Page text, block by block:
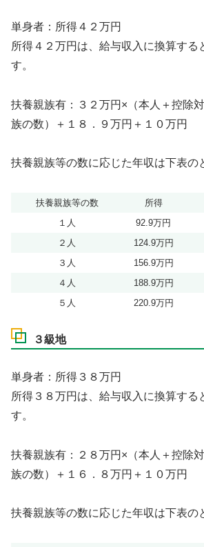
単身者：所得４２万円
所得４２万円は、給与収入に換算する
す。
扶養親族有：３２万円×（本人＋控除
族の数）＋１８．９万円＋１０万円
扶養親族等の数に応じた年収は下表の
扶養親族等の数 所得
１人
92.9万円
２人
124.9万円
３人
156.9万円
４人
188.9万円
５人
220.9万円
３級地
単身者：所得３８万円
所得３８万円は、給与収入に換算する
す。
扶養親族有：２８万円×（本人＋控除
族の数）＋１６．８万円＋１０万円
扶養親族等の数に応じた年収は下表の